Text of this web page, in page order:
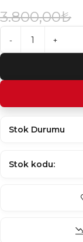
3.800,00₺
Stok kodu: